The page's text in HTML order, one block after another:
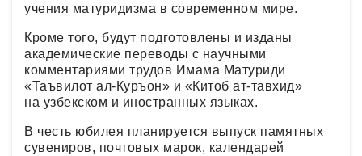
учения матуридизма в современном мире.
Кроме того, будут подготовлены и изданы
академические переводы с научными
комментариями трудов Имама Матуриди
«Таъвилот ал-Куръон» и «Китоб ат-тавхид»
на узбекском и иностранных языках.
В честь юбилея планируется выпуск памятных
сувениров, почтовых марок, календарей